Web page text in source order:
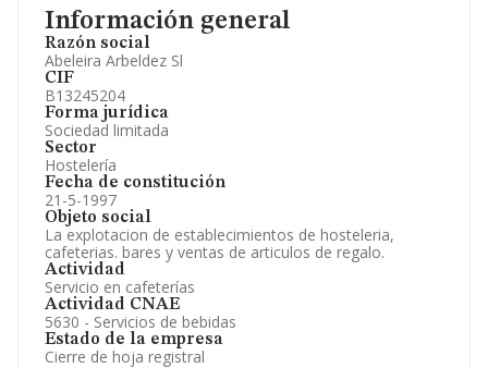
Información general
Razón social
Abeleira Arbeldez Sl
CIF
B13245204
Forma jurídica
Sociedad limitada
Sector
Hostelería
Fecha de constitución
21-5-1997
Objeto social
La explotacion de establecimientos de hosteleria,
cafeterias. bares y ventas de articulos de regalo.
Actividad
Servicio en cafeterías
Actividad CNAE
5630 - Servicios de bebidas
Estado de la empresa
Cierre de hoja registral
Información oficial y registral complementaria.